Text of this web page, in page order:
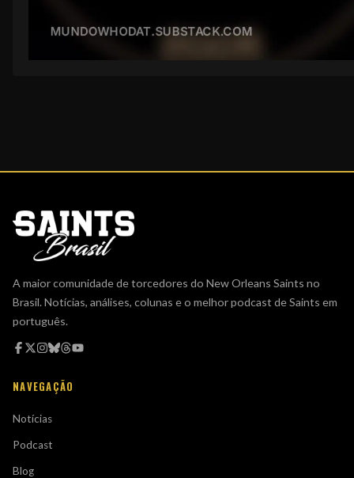
A maior comunidade de torcedores do New Orleans Saints no
Brasil. Notícias, análises, colunas e o melhor podcast de Saints em
português.
NAVEGAÇÃO
Notícias
Podcast
Blog